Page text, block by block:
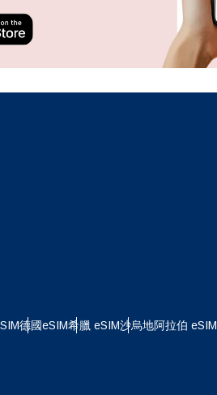
德國eSIM希臘 eSIM沙烏地阿拉伯 eSIM